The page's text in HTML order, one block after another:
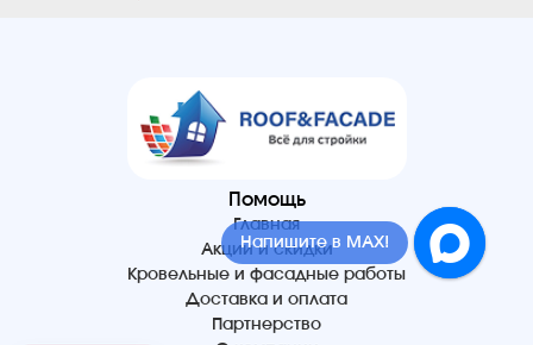
Помощь
Главная
Акции и скидки
Кровельные и фасадные работы
Доставка и оплата
Партнерство
Напишите в MAX!